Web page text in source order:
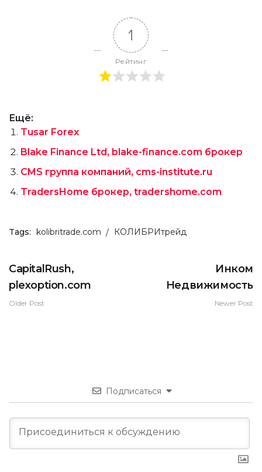
1
Рейтинг
Ещё:
Tusar Forex
Blake Finance Ltd, blake-finance.com брокер
CMS группа компаний, cms-institute.ru
TradersHome брокер, tradershome.com
Tags: kolibritrade.com КОЛИБРИтрейд
CapitalRush,
plexoption.com
Older Post
Инком
Недвижимость
Newer Post
Подписаться